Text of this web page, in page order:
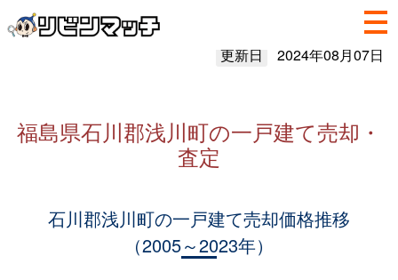
更新日 2024年08月07日
福島県石川郡浅川町の一戸建て売却・
査定
石川郡浅川町の一戸建て売却価格推移
（2005～2023年）